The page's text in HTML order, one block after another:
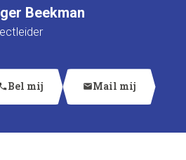
Beekman
Bel mij Mail mij
mail